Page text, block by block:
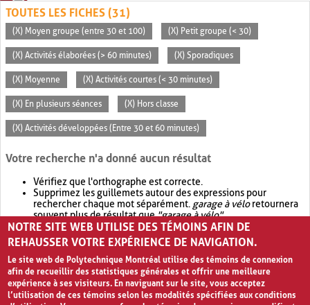
TOUTES LES FICHES (31)
(X) Moyen groupe (entre 30 et 100) (X) Petit groupe (< 30)
(X) Activités élaborées (> 60 minutes) (X) Sporadiques
(X) Moyenne (X) Activités courtes (< 30 minutes)
(X) En plusieurs séances (X) Hors classe
(X) Activités développées (Entre 30 et 60 minutes)
Votre recherche n'a donné aucun résultat
Vérifiez que l'orthographe est correcte.
Supprimez les guillemets autour des expressions pour
rechercher chaque mot séparément. garage à véloretournera
souvent plus de résultat que"garage à vélo".
Envisagez d'élargir votre recherche avec OR.garage OR vélo
retournera souvent plus de résultat quegarage à vélo
NOTRE SITE WEB UTILISE DES TÉMOINS AFIN DE
REHAUSSER VOTRE EXPÉRIENCE DE NAVIGATION.
Le site web de Polytechnique Montréal utilise des témoins de connexion
afin de recueillir des statistiques générales et offrir une meilleure
expérience à ses visiteurs. En naviguant sur le site, vous acceptez
l’utilisation de ces témoins selon les modalités spécifiées aux conditions